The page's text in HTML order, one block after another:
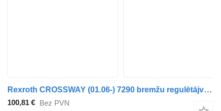
Rexroth CROSSWAY (01.06-) 7290 bremžu regulētājvārsts paredzēts Irisbus Arway, Crossway, Crealis, Magelys, Proway, Daily Tourys (2006-) autobusa
100,81 €
Bez PVN